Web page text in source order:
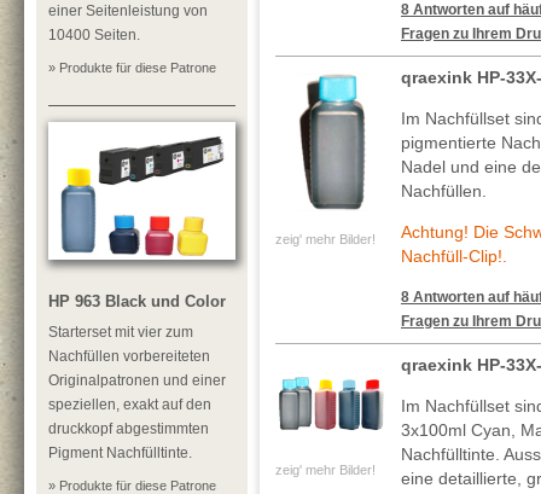
einer Seitenleistung von
10400 Seiten.
» Produkte für diese Patrone
HP 963 Black und Color
Starterset mit vier zum
Nachfüllen vorbereiteten
Originalpatronen und einer
speziellen, exakt auf den
druckkopf abgestimmten
Pigment Nachfülltinte.
» Produkte für diese Patrone
8 Antworten auf
Fragen zu Ihrem
zeig' mehr Bilder!
qraexink HP-
Im Nachfüllset
pigmentierte
Nadel und eine
Nachfüllen.
Achtung! Die
Nachfüll-Clip!.
8 Antworten auf
Fragen zu Ihrem
zeig' mehr Bilder!
qraexink HP-
Im Nachfüllset
3x100ml Cyan,
Nachfülltinte.
eine detaillierte,